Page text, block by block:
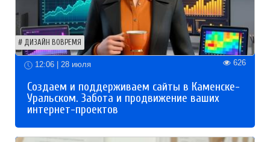
ДИЗАЙН ВОВРЕМЯ
12:06 | 28 июля 626
Создаем и поддерживаем сайты в Каменске-
Уральском. Забота и продвижение ваших
интернет-проектов